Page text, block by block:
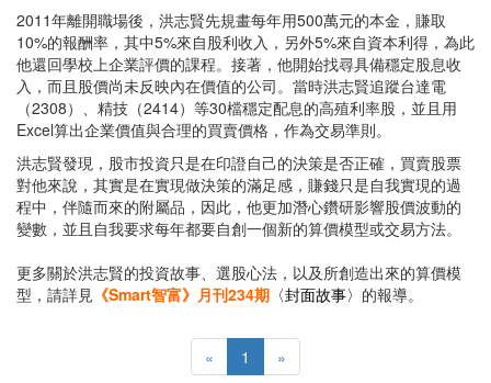
2011年離開職場後，洪志賢先規畫每年用500萬元的本金，賺取
10%的報酬率，其中5%來自股利收入，另外5%來自資本利得，為此
他還回學校上企業評價的課程。接著，他開始找尋具備穩定股息收
入，而且股價尚未反映內在價值的公司。當時洪志賢追蹤台達電
（2308）、精技（2414）等30檔穩定配息的高殖利率股，並且用
Excel算出企業價值與合理的買賣價格，作為交易準則。
洪志賢發現，股市投資只是在印證自己的決策是否正確，買賣股票
對他來說，其實是在實現做決策的滿足感，賺錢只是自我實現的過
程中，伴隨而來的附屬品，因此，他更加潛心鑽研影響股價波動的
變數，並且自我要求每年都要自創一個新的算價模型或交易方法。
更多關於洪志賢的投資故事、選股心法，以及所創造出來的算價模
型，請詳見 《Smart智富》月刊234期 〈封面故事〉 的報導。
« 1 »